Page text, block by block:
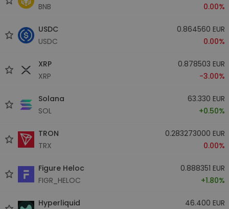
BNB
0.00%
USDC
USDC
0.864560 EUR
0.00%
XRP
XRP
0.878503 EUR
-3.00%
Solana
SOL
63.330 EUR
+0.50%
TRON
TRX
0.283273000 EUR
0.00%
Figure Heloc
FIGR_HELOC
0.888351 EUR
+1.80%
Hyperliquid
46.400 EUR